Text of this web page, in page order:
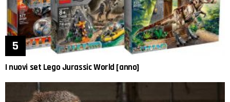
I nuovi set Lego Jurassic World [anno]